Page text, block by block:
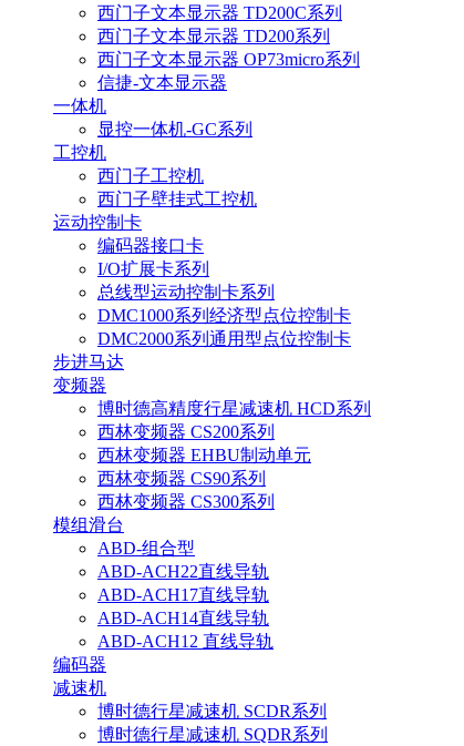
西门子文本显示器 TD200C系列
西门子文本显示器 TD200系列
西门子文本显示器 OP73micro系列
信捷-文本显示器
一体机
显控一体机-GC系列
工控机
西门子工控机
西门子壁挂式工控机
运动控制卡
编码器接口卡
I/O扩展卡系列
总线型运动控制卡系列
DMC1000系列经济型点位控制卡
DMC2000系列通用型点位控制卡
步进马达
变频器
博时德高精度行星减速机 HCD系列
西林变频器 CS200系列
西林变频器 EHBU制动单元
西林变频器 CS90系列
西林变频器 CS300系列
模组滑台
ABD-组合型
ABD-ACH22直线导轨
ABD-ACH17直线导轨
ABD-ACH14直线导轨
ABD-ACH12 直线导轨
编码器
减速机
博时德行星减速机 SCDR系列
博时德行星减速机 SQDR系列